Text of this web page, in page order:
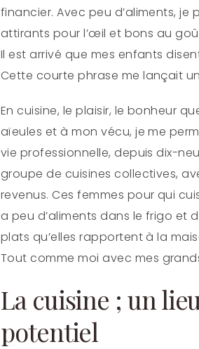
financier. Avec peu d’aliments,
attirants pour l’œil et bons au
Il est arrivé que mes enfants
Cette courte phrase me lançait
En cuisine, le plaisir, le bonheur
aïeules et à mon vécu, je me
vie professionnelle, depuis dix-
groupe de cuisines collectives,
revenus. Ces femmes pour qui
a peu d’aliments dans le frigo et
plats qu’elles rapportent à la
Tout comme moi avec mes
La cuisine ; un
potentiel